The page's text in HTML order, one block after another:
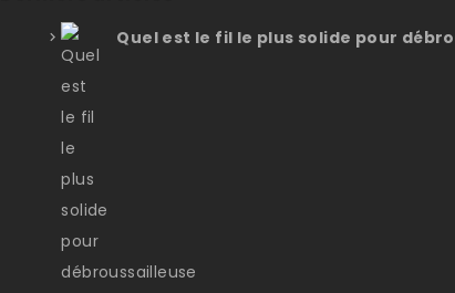
Quel est le fil le plus solide pour